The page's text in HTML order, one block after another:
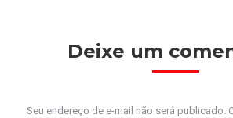
Deixe um
Seu endereço de e-mail não será publicado.